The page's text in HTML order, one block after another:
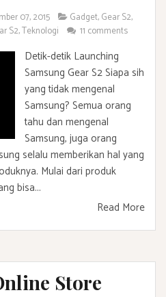
07, 2015 Gadget,Gear S2,
S2,Teknologi 11 comments
Detik-detik Launching
Samsung Gear S2 Siapa sih
yang tidak mengenal
Samsung? Semua orang
tahu dan mengenal
Samsung, juga orang
selalu memberikan hal yang
Mulai dari produk
bisa...
Read More
Store